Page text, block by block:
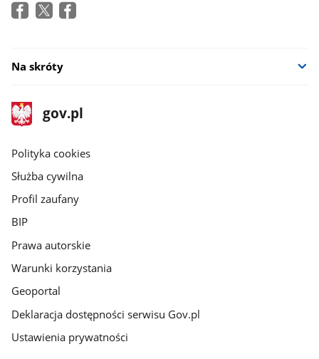
Na skróty
stopka
gov.pl
Strona
gov.pl
gov.pl
Polityka cookies
Służba cywilna
Profil zaufany
BIP
Prawa autorskie
Warunki korzystania
Geoportal
Deklaracja dostępności serwisu Gov.pl
Ustawienia prywatności